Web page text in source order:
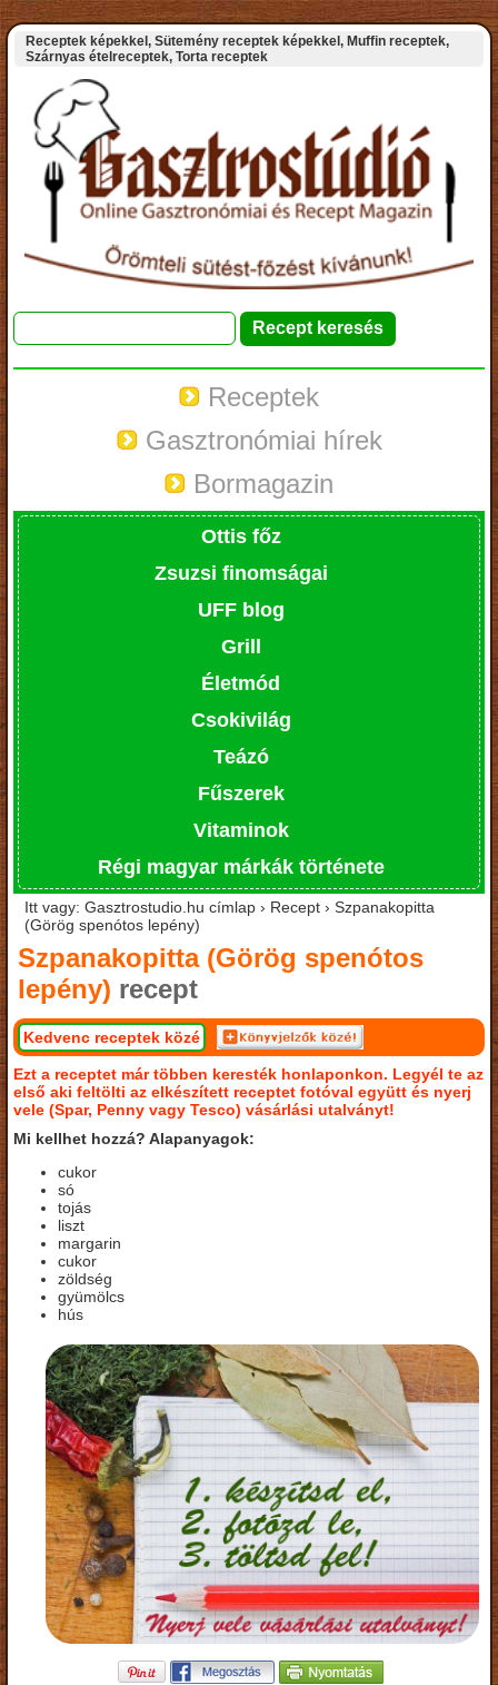
Receptek képekkel, Sütemény receptek képekkel, Muffin receptek,
Szárnyas ételreceptek, Torta receptek
Receptek
Gasztronómiai hírek
Bormagazin
Ottis főz
Zsuzsi finomságai
UFF blog
Grill
Életmód
Csokivilág
Teázó
Fűszerek
Vitaminok
Régi magyar márkák története
Itt vagy: Gasztrostudio.hu címlap › Recept › Szpanakopitta
(Görög spenótos lepény)
Szpanakopitta (Görög spenótos
lepény) recept
Kedvenc receptek közé
Ezt a receptet már többen keresték honlaponkon. Legyél te az
első aki feltölti az elkészített receptet fotóval együtt és nyerj
vele (Spar, Penny vagy Tesco) vásárlási utalványt!
Mi kellhet hozzá? Alapanyagok:
cukor
só
tojás
liszt
margarin
cukor
zöldség
gyümölcs
hús